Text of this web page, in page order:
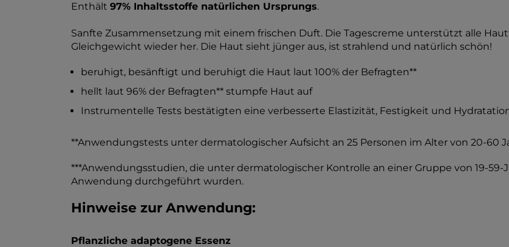
Enthält 97% Inhaltsstoffe natürlichen Ursprungs.
Sanfte Zusammensetzung mit einem frischen Duft. Die Tagescreme unterstützt alle
Gleichgewicht wieder her. Die Haut sieht jünger aus, ist strahlend und natürlich schön!
beruhigt, besänftigt und beruhigt die Haut laut 100% der Befragten**
hellt laut 96% der Befragten** stumpfe Haut auf
Instrumentelle Tests bestätigten eine verbesserte Elastizität, Festigkeit und
**Anwendungstests unter dermatologischer Aufsicht an 25 Personen im Alter von 20-60
***Anwendungsstudien, die unter dermatologischer Kontrolle an einer Gruppe von 19-
Anwendung durchgeführt wurden.
Hinweise zur Anwendung:
Pflanzliche adaptogene Essenz